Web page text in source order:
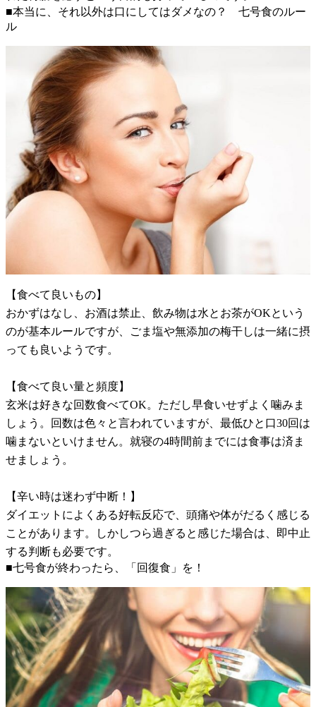
■本当に、それ以外は口にしてはダメなの？ 七号食のルー
ル
【食べて良いもの】
おかずはなし、お酒は禁止、飲み物は水とお茶がOKという
のが基本ルールですが、ごま塩や無添加の梅干しは一緒に摂
っても良いようです。
【食べて良い量と頻度】
玄米は好きな回数食べてOK。ただし早食いせずよく噛みま
しょう。回数は色々と言われていますが、最低ひと口30回は
噛まないといけません。就寝の4時間前までには食事は済ま
せましょう。
【辛い時は迷わず中断！】
ダイエットによくある好転反応で、頭痛や体がだるく感じる
ことがあります。しかしつら過ぎると感じた場合は、即中止
する判断も必要です。
■七号食が終わったら、「回復食」を！